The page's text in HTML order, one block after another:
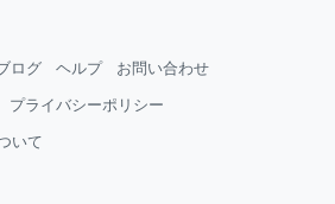
ログ ヘルプ お問い合わせ
プライバシーポリシー
いて